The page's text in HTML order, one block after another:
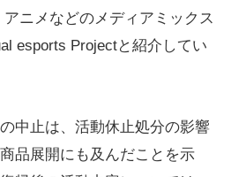
ニメなどのメディアミックス
esports Projectと紹介してい
中止は、活動休止処分の影響
品展開にも及んだことを示